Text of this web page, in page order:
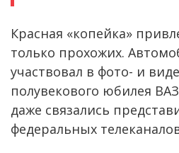
Красная «копейка»
только прохожих.
участвовал в фото- и
полувекового юбилея
даже связались
федеральных